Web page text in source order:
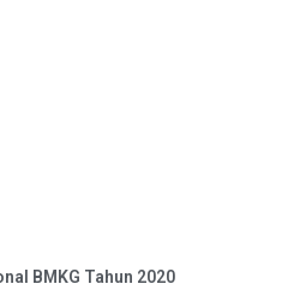
BMKG Tahun 2020